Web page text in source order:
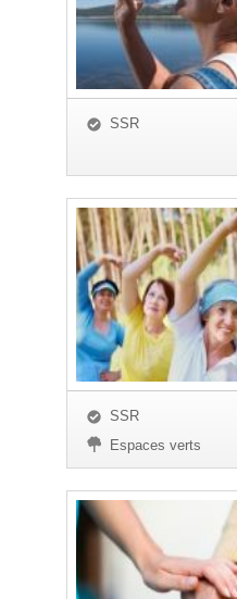
SSR
SSR
Espaces verts